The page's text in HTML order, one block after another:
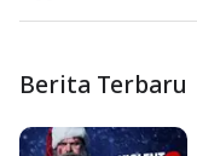
Berita Terbaru